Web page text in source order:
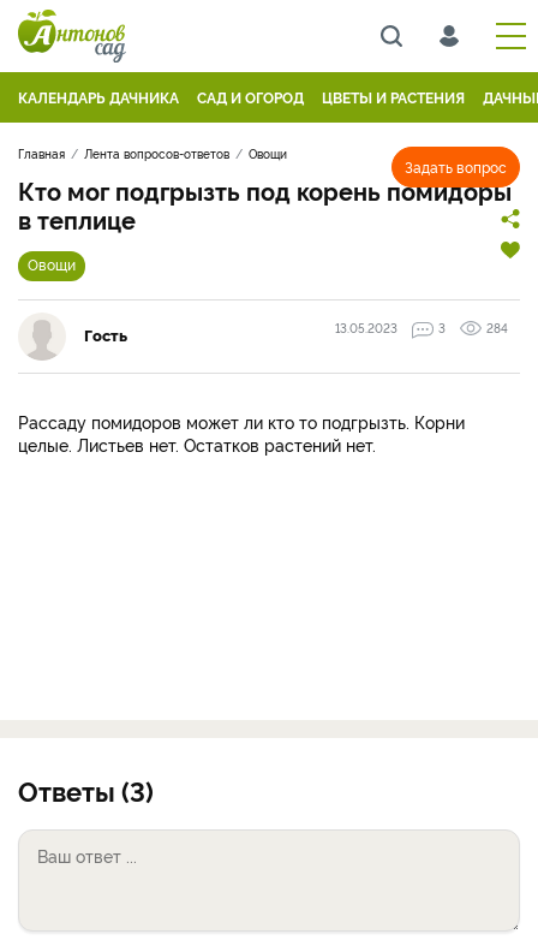
КАЛЕНДАРЬ ДАЧНИКА САД И ОГОРОД ЦВЕТЫ И РАСТЕНИЯ
Задать вопрос
Главная Лента вопросов-ответов Овощи
Кто мог подгрызть под корень помидоры
в теплице
Овощи
Гость 13.05.2023 3 284
Рассаду помидоров может ли кто то подгрызть. Корни
целые. Листьев нет. Остатков растений нет.
Ответы (3)